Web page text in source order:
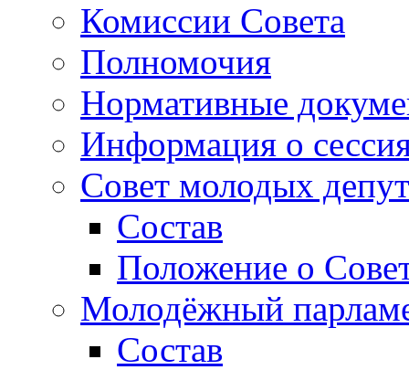
Комиссии Совета
Полномочия
Нормативные
Информация о
Совет молодых
Состав
Положение о
Молодёжный
Состав